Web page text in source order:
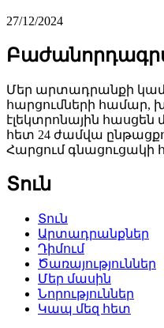
27/12/2024
Մեր արտադրանքի կամ
հարցումների համար,
էլեկտրոնային հասցեն
հետ 24 ժամվա
Հարցում գնացուցակի
Տուն
Տուն
Արտադրանքներ
Դիմում
Ծառայություններ
Մեր մասին
Նորություններ
Կապ մեզ հետ